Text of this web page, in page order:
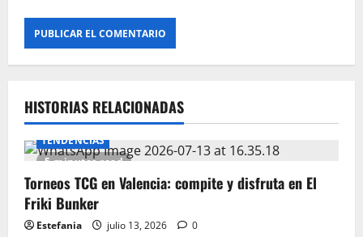
HISTORIAS RELACIONADAS
5 minutes read
TENDENCIAS
Torneos TCG en Valencia: compite y disfruta en El
Friki Bunker
Estefania julio 13, 2026 0